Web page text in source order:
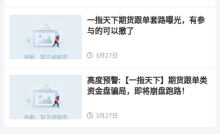
一指天下期货跟单套路曝光，有参
与的可以撤了
3月27日
高度预警:【一指天下】期货跟单类
资金盘骗局，即将崩盘跑路！
3月27日